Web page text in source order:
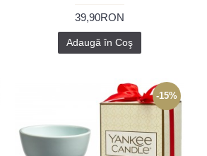
39,90RON
Adaugă în Coş
-15%